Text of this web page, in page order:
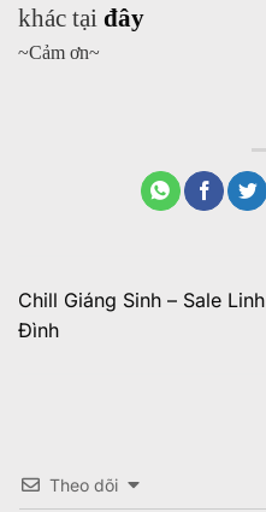
khác tại đây
~Cảm ơn~
Chill Giáng Sinh – Sale Linh
Đình
Theo dõi